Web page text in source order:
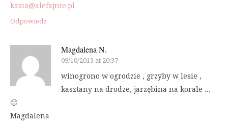
kasia@alefajnie.pl
Odpowiedz
Magdalena N.
09/10/2013 at 20:37
winogrono w ogrodzie , grzyby w lesie ,
kasztany na drodze, jarzębina na korale …
🙂
Magdalena